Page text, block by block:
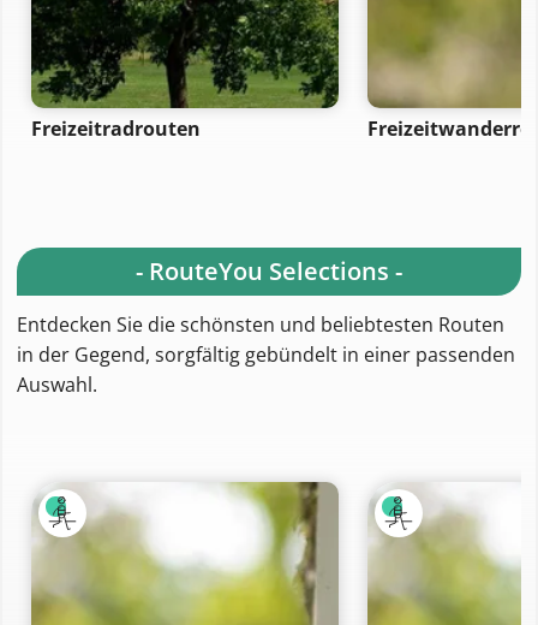
Freizeitradrouten
- RouteYou Selections -
Entdecken Sie die schönsten und beliebtesten Routen
in der Gegend, sorgfältig gebündelt in einer passenden
Auswahl.